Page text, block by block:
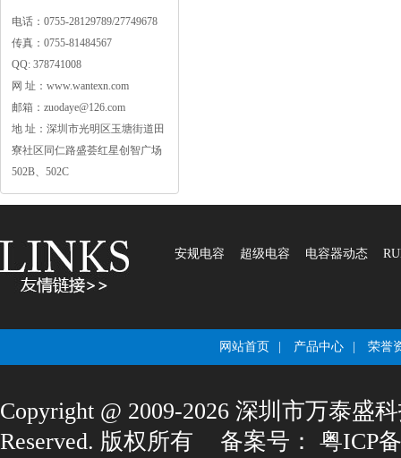
电话：0755-28129789/27749678
传真：0755-81484567
QQ:378741008
网址：www.wantexn.com
邮箱：zuodaye@126.com
地址：深圳市光明区玉塘街道田
寮社区同仁路盛荟红星创智广场
502B、502C
安规电容 超级电容 电容器动态
网站首页 产品中心 荣誉
Copyright@2009-2026深圳市万泰盛
Reserved.版权所有
备案号：
粤ICP